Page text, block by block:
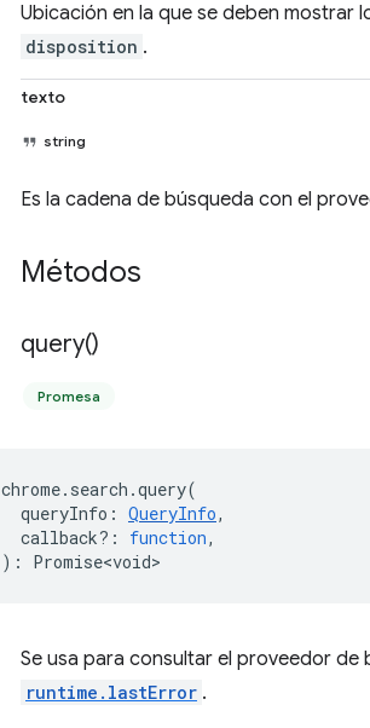
Ubicación en la que se deben mostrar
disposition .
texto
string
Es la cadena de búsqueda con el
Métodos
query()
Promesa
chrome. search .query(
queryInfo : QueryInfo,
callback? : function,
) : Promise<void>
Se usa para consultar el proveedor
runtime.lastError .